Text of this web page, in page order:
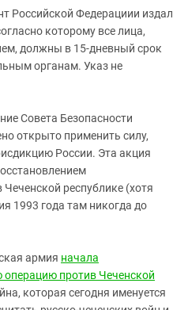
Российской Федерациии издал
которому все лица,
должны в 15-дневный срок
органам. Указ не
Совета Безопасности
открыто применить силу,
России. Эта акция
республике (хотя
1993 года там никогда до
армия начала
против Чеченской
которая сегодня именуется